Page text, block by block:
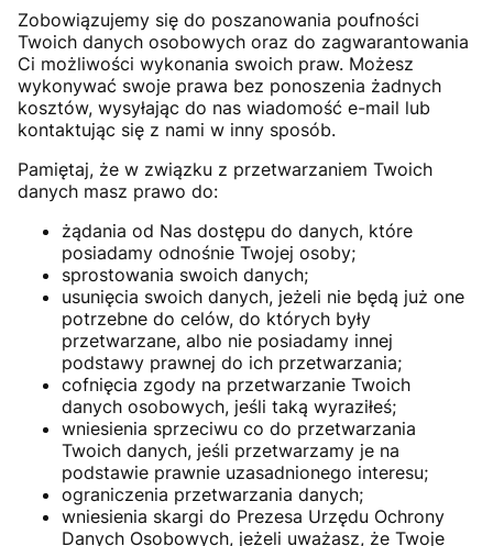
Zobowiązujemy się do poszanowania poufności
Twoich danych osobowych oraz do zagwarantowania
Ci możliwości wykonania swoich praw. Możesz
wykonywać swoje prawa bez ponoszenia żadnych
kosztów, wysyłając do nas wiadomość e-mail lub
kontaktując się z nami w inny sposób.
Pamiętaj, że w związku z przetwarzaniem Twoich
danych masz prawo do:
żądania od Nas dostępu do danych, które
posiadamy odnośnie Twojej osoby;
sprostowania swoich danych;
usunięcia swoich danych, jeżeli nie będą już one
potrzebne do celów, do których były
przetwarzane, albo nie posiadamy innej
podstawy prawnej do ich przetwarzania;
cofnięcia zgody na przetwarzanie Twoich
danych osobowych, jeśli taką wyraziłeś;
wniesienia sprzeciwu co do przetwarzania
Twoich danych, jeśli przetwarzamy je na
podstawie prawnie uzasadnionego interesu;
ograniczenia przetwarzania danych;
wniesienia skargi do Prezesa Urzędu Ochrony
Danych Osobowych, jeżeli uważasz, że Twoje